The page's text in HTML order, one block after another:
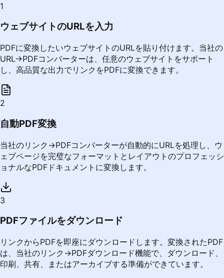
1
ウェブサイトのURLを入力
PDFに変換したいウェブサイトのURLを貼り付けます。当社の
URL→PDFコンバーターは、任意のウェブサイトをサポート
し、高品質な出力でリンクをPDFに変換できます。
2
自動PDF変換
当社のリンク→PDFコンバーターが自動的にURLを処理し、ウ
ェブページを完璧なフォーマットとレイアウトのプロフェッシ
ョナルなPDFドキュメントに変換します。
3
PDFファイルをダウンロード
リンクからPDFを即座にダウンロードします。変換されたPDF
は、当社のリンク→PDFダウンロード機能で、ダウンロード、
印刷、共有、またはアーカイブする準備ができています。